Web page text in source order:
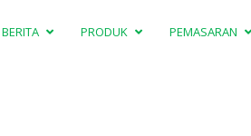
BERITA PRODUK PEMASARAN